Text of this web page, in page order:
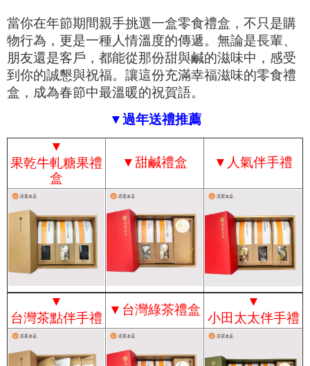
當你在年節期間親手挑選一盒零食禮盒，不只是購
物行為，更是一種人情溫度的傳遞。無論是長輩、
朋友還是客戶，都能從那份甜與鹹的滋味中，感受
到你的誠懇與祝福。讓這份充滿幸福滋味的零食禮
盒，成為春節中最溫暖的祝賀語。
▼過年送禮推薦
▼
果乾牛軋糖果禮
盒
▼甜鹹禮盒 ▼ 人氣伴手禮
▼
台灣茶點伴手禮
▼ 台灣綠茶禮盒
▼
小田太太伴手禮